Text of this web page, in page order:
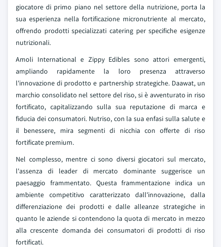
giocatore di primo piano nel settore della nutrizione, porta la
sua esperienza nella fortificazione micronutriente al mercato,
offrendo prodotti specializzati catering per specifiche esigenze
nutrizionali.
Amoli International e Zippy Edibles sono attori emergenti,
ampliando rapidamente la loro presenza attraverso
l'innovazione di prodotto e partnership strategiche. Daawat, un
marchio consolidato nel settore del riso, si è avventurato in riso
fortificato, capitalizzando sulla sua reputazione di marca e
fiducia dei consumatori. Nutriso, con la sua enfasi sulla salute e
il benessere, mira segmenti di nicchia con offerte di riso
fortificate premium.
Nel complesso, mentre ci sono diversi giocatori sul mercato,
l'assenza di leader di mercato dominante suggerisce un
paesaggio frammentato. Questa frammentazione indica un
ambiente competitivo caratterizzato dall'innovazione, dalla
differenziazione dei prodotti e dalle alleanze strategiche in
quanto le aziende si contendono la quota di mercato in mezzo
alla crescente domanda dei consumatori di prodotti di riso
fortificati.